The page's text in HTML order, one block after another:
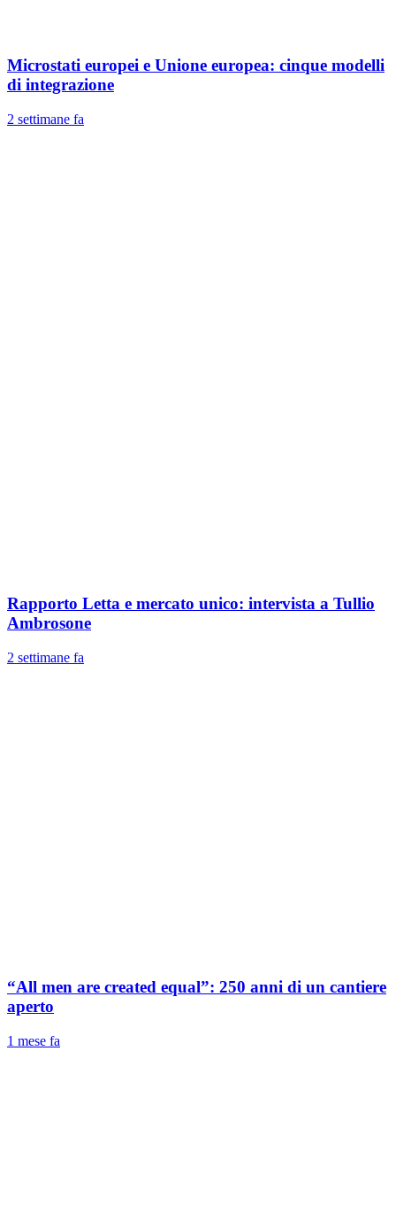
Microstati europei e Unione europea: cinque modelli
di integrazione
2 settimane fa
Rapporto Letta e mercato unico: intervista a Tullio
Ambrosone
2 settimane fa
“All men are created equal”: 250 anni di un cantiere
aperto
1 mese fa